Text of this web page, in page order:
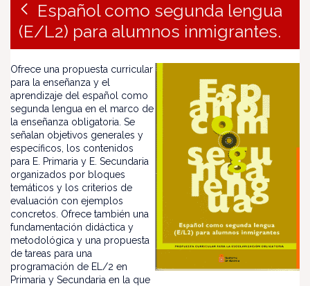
Español como segunda lengua
(E/L2) para alumnos inmigrantes.
Ofrece una propuesta curricular
para la enseñanza y el
aprendizaje del español como
segunda lengua en el marco de
la enseñanza obligatoria. Se
señalan objetivos generales y
específicos, los contenidos
para E. Primaria y E. Secundaria
organizados por bloques
temáticos y los criterios de
evaluación con ejemplos
concretos. Ofrece también una
fundamentación didáctica y
metodológica y una propuesta
de tareas para una
programación de EL/2 en
Primaria y Secundaria en la que